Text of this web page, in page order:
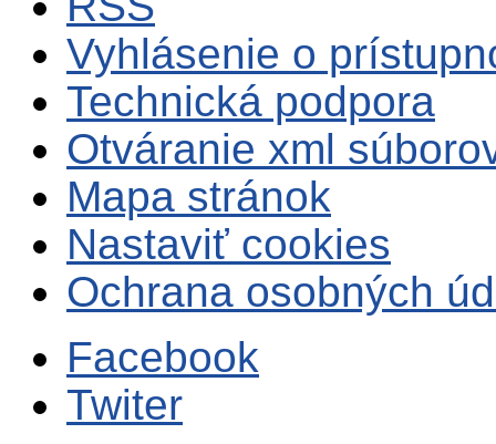
Vyhlásenie o
Technická podpora
Otváranie xml
Mapa stránok
Nastaviť cookies
Ochrana osobných
Facebook
Twiter